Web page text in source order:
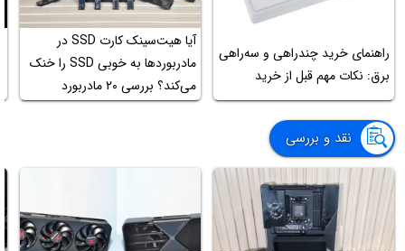
راهنمای خرید چندراهی و سه‌راهی
برق: نکات مهم قبل از خرید
آیا هیت‌سینک کارت SSD در
مادربوردها به خوبی SSD را خنک
می‌کند؟ بررسی ۲۰ مادربورد
مختلف
نقد و بررسی